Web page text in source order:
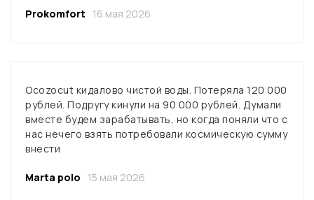
Prokomfort 16 мая 2026
Ocozocut кидалово чистой воды. Потеряла 120 000
рублей. Подругу кинули на 90 000 рублей. Думали
вместе будем зарабатывать, но когда поняли что с
нас нечего взять потребовали космическую сумму
внести
Marta polo 15 мая 2026